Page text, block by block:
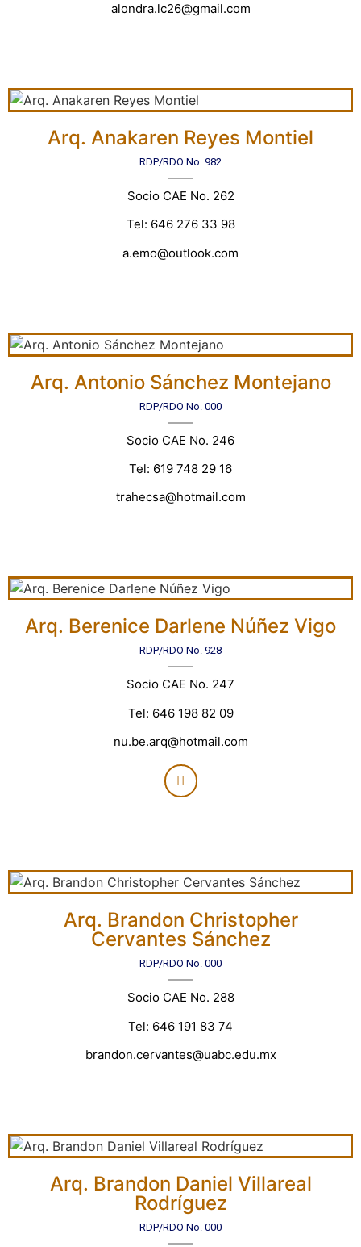
alondra.lc26@gmail.com
Arq. Anakaren Reyes Montiel
RDP/RDO No. 982
Socio CAE No. 262
Tel: 646 276 33 98
a.emo@outlook.com
Arq. Antonio Sánchez Montejano
RDP/RDO No. 000
Socio CAE No. 246
Tel: 619 748 29 16
trahecsa@hotmail.com
Arq. Berenice Darlene Núñez Vigo
RDP/RDO No. 928
Socio CAE No. 247
Tel: 646 198 82 09
nu.be.arq@hotmail.com
Arq. Brandon Christopher
Cervantes Sánchez
RDP/RDO No. 000
Socio CAE No. 288
Tel: 646 191 83 74
brandon.cervantes@uabc.edu.mx
Arq. Brandon Daniel Villareal
Rodríguez
RDP/RDO No. 000